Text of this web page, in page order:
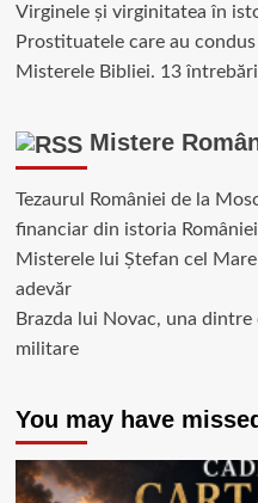
Virginele şi virginitatea în
Prostituatele care au condus
Misterele Bibliei. 13
Mistere
Tezaurul României de la
financiar din istoria României
Misterele lui Ștefan cel
adevăr
Brazda lui Novac, una
militare
You may have